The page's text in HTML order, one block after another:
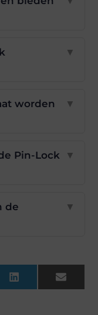
▼
worden
▼
Pin-Lock
▼
de
▼
LinkedInEmail